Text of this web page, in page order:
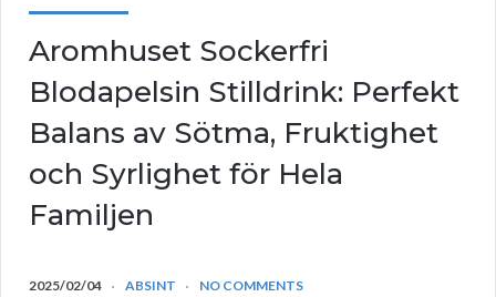
Aromhuset Sockerfri
Blodapelsin Stilldrink: Perfekt
Balans av Sötma, Fruktighet
och Syrlighet för Hela
Familjen
2025/02/04 ABSINT NO COMMENTS